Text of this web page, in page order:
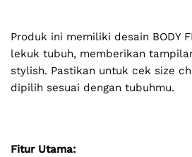
Produk ini memiliki desain BODY
lekuk tubuh, memberikan
stylish. Pastikan untuk cek size
dipilih sesuai dengan tubuhmu.
Fitur Utama: